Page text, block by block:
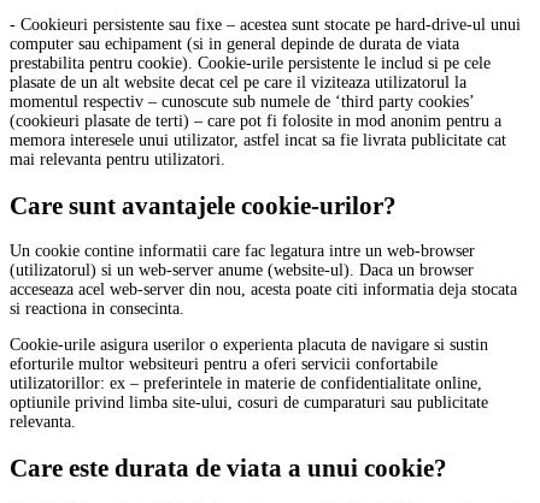
- Cookieuri persistente sau fixe – acestea sunt stocate pe hard-drive-ul unui
computer sau echipament (si in general depinde de durata de viata
prestabilita pentru cookie). Cookie-urile persistente le includ si pe cele
plasate de un alt website decat cel pe care il viziteaza utilizatorul la
momentul respectiv – cunoscute sub numele de ‘third party cookies’
(cookieuri plasate de terti) – care pot fi folosite in mod anonim pentru a
memora interesele unui utilizator, astfel incat sa fie livrata publicitate cat
mai relevanta pentru utilizatori.
Care sunt avantajele cookie-urilor?
Un cookie contine informatii care fac legatura intre un web-browser
(utilizatorul) si un web-server anume (website-ul). Daca un browser
acceseaza acel web-server din nou, acesta poate citi informatia deja stocata
si reactiona in consecinta.
Cookie-urile asigura userilor o experienta placuta de navigare si sustin
eforturile multor websiteuri pentru a oferi servicii confortabile
utilizatorillor: ex – preferintele in materie de confidentialitate online,
optiunile privind limba site-ului, cosuri de cumparaturi sau publicitate
relevanta.
Care este durata de viata a unui cookie?